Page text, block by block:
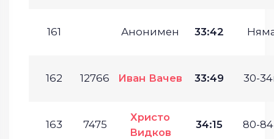
161 Анонимен 33:42
162 12766 Иван Вачев 33:49 30-
163 7475
Христо
Видков
34:15 80-